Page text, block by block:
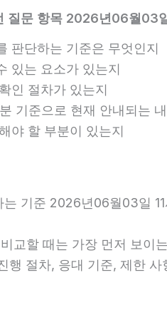
질문 항목 2026년06월03
판단하는 기준은 무엇인지
있는 요소가 있는지
인 절차가 있는지
기준으로 현재 안내되는
야 할 부분이 있는지
기준 2026년06월03일
교할 때는 가장 먼저 보이
행 절차, 응대 기준, 제한